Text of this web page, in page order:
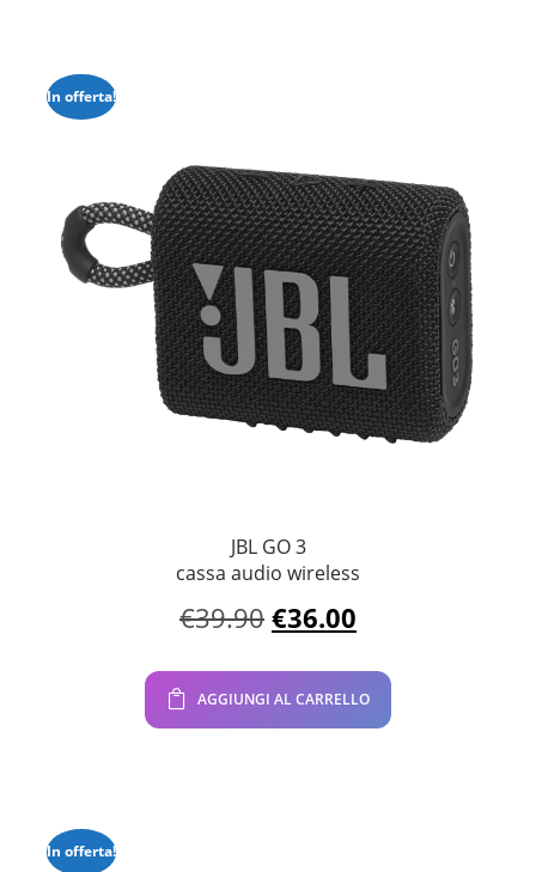
In offerta!
JBL GO 3
cassa audio wireless
€39.90 Il
prezzo
originale
era:
€39.90.
€36.00
prezzo
attuale
è:
€36.00.
AGGIUNGI AL CARRELLO
In offerta!